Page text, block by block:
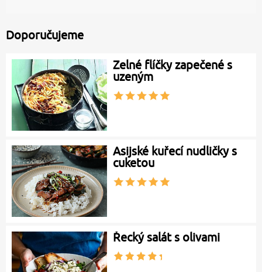
Doporučujeme
Zelné flíčky zapečené s
uzeným
Asijské kuřecí nudličky s
cuketou
Řecký salát s olivami